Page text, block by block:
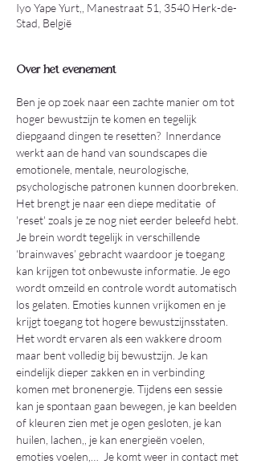
Iyo Yape Yurt,, Manestraat 51, 3540 Herk-de-
Stad, België
Over het evenement
Ben je op zoek naar een zachte manier om tot
hoger bewustzijn te komen en tegelijk
diepgaand dingen te resetten?  Innerdance
werkt aan de hand van soundscapes die
emotionele, mentale, neurologische,
psychologische patronen kunnen doorbreken.
Het brengt je naar een diepe meditatie  of
'reset' zoals je ze nog niet eerder beleefd hebt.
Je brein wordt tegelijk in verschillende
‘brainwaves’ gebracht waardoor je toegang
kan krijgen tot onbewuste informatie. Je ego
wordt omzeild en controle wordt automatisch
los gelaten. Emoties kunnen vrijkomen en je
krijgt toegang tot hogere bewustzijnsstaten.
Het wordt ervaren als een wakkere droom
maar bent volledig bij bewustzijn. Je kan
eindelijk dieper zakken en in verbinding
komen met bronenergie. Tijdens een sessie
kan je spontaan gaan bewegen, je kan beelden
of kleuren zien met je ogen gesloten, je kan
huilen, lachen,, je kan energieën voelen,
emoties voelen,…  Je komt weer in contact met